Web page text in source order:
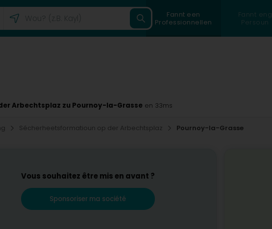
Fannt een
Professionnellen
Fannt eng
Persoun
Arbechtsplaz zu Pournoy-la-Grasse en 33ms
Sécherheetsformatioun op der Arbechtsplaz Pournoy-la-Grasse
Vous souhaitez être mis en avant ?
Sponsoriser ma société